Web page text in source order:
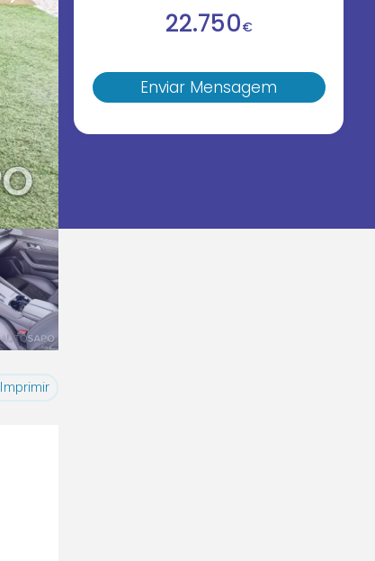
22.750€
Enviar Mensagem
Imprimir